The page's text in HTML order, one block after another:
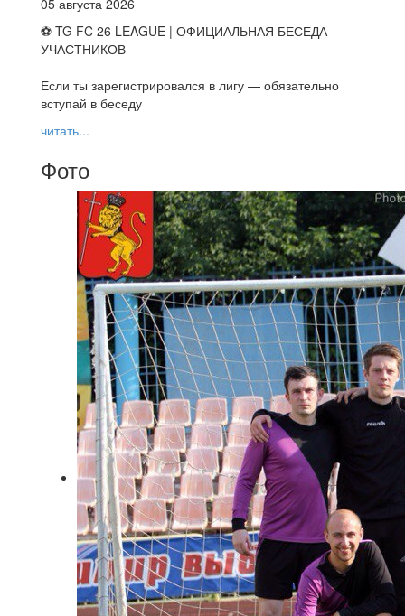
⚽ TG FC 26 LEAGUE | ОФИЦИАЛЬНАЯ БЕСЕДА
УЧАСТНИКОВ
Если ты зарегистрировался в лигу — обязательно
вступай в беседу
читать...
Фото